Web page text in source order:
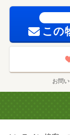
この
お問